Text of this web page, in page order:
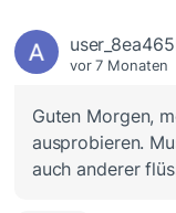
vor 7 Monaten
Guten Morgen,
ausprobieren.
auch anderer